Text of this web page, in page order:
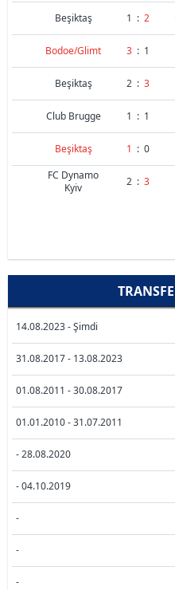
Beşiktaş 1 : 2
Bodoe/Glimt 3 : 1
Beşiktaş 2 : 3
Club Brugge 1 : 1
Beşiktaş 1 : 0
FC Dynamo
Kyiv
2 : 3
14.08.2023 - Şimdi
31.08.2017 - 13.08.2023
01.08.2011 - 30.08.2017
01.01.2010 - 31.07.2011
- 28.08.2020
- 04.10.2019
-
-
-